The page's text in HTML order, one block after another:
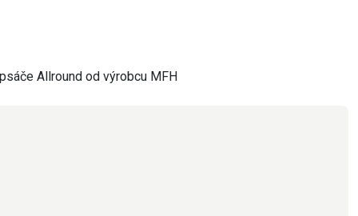
Allround od výrobcu MFH